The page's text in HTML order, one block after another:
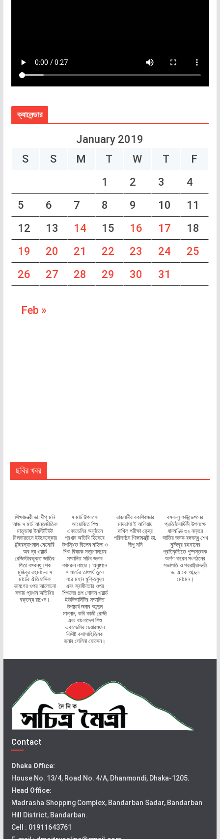
ক্যালেন্ডার
January 2019
S
S M T W T
F
1
2 3
4
5
6 7 8 9 10
11
12
13 14 15 16 17
18
19
20 21 22 23 24
25
26
27 28 29 30 31
Feb »
ছবির খবর
শিক্ষামন্ত্রী ডা. দীপু মনি
আজ ৭ মার্চ আন্তর্জাতিক
মাতৃভাষা ইনস্টিটিউট
মিলনায়তনে ইউনেস্কোর
ইন্টারন্যাশনাল মেমোরি
অব দ্য ওয়ার্ল্ড
রেজিস্টারভুক্ত জাতির
পিতা বঙ্গবন্ধু শেক
মুজিবুর রহমানের ৭
মার্চের ঐতিহাসিক
ভাষণের ওপর আলোচনা
সভায় প্রধান অতিথির
বক্তব্য রাখেন।
৭ মার্চ উপলক্ষে
আয়োজিত শিশু
একাডেমির অনুষ্ঠানে
প্রধান অতিথি হিসেবে
উপস্থিত ছিলেন মহিলা ও
শিশু বিষয়ক মন্ত্রণালয়ের
সম্মানিত সচিব জনাব
কামরুন নাহার। অনুষ্ঠানে
৭ মার্চের তাৎপর্য তুলে
ধরে মহান মুক্তিযুদ্ধ
এবং স্বাধীনতার ওপর
শিশুদের গল্প শোনান ওয়ার্ল্ড
ইউনিভার্সিটির সম্মানিত
উপাচার্য জনাব আব্দুল
মান্নান, কবি কাজী রোজী
এবং বাংলাদেশ শিশু
একাডেমির চেয়ারম্যান
বিশিষ্ট কথাসাহিত্যিক
জনাব সেলিনা হোসেন।
রাজধানীর বকশিবাজার
মাদরাসা ই আলিয়ায়
দাখিল পরীক্ষা কেন্দ্র
পরিদর্শনে শিক্ষামন্ত্রী ডা.
দীপু মনি
বঙ্গবন্ধু ফাউন্ডেশনের
প্রতিষ্ঠাবার্ষিকী উপলক্ষে
ধানমণ্ডি ৩২ নম্বরে
জাতির জনক বঙ্গবন্ধু শেখ
মুজিবুর রহমানের
প্রতিকৃতিতে পুষ্পস্তবক
অর্পণ করেন সংগঠনের
সভাপতি ও পররাষ্ট্রমন্ত্রী
ড. এ কে আব্দুল
মোমেন।
Contact
Dhaka Office:
House No. 13/4, Road No. 4/A, Dhanmondi, Dhaka-1205.
Head Office:
Madrasha Shopping Complex, Bandarban Sadar, Bandarban
Hill District, Bandarban.
Cell : 01911643761